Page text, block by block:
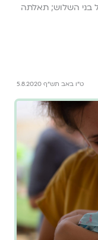
השלוש; תאלתה
ט"ו באב תש"ף 5.8.2020